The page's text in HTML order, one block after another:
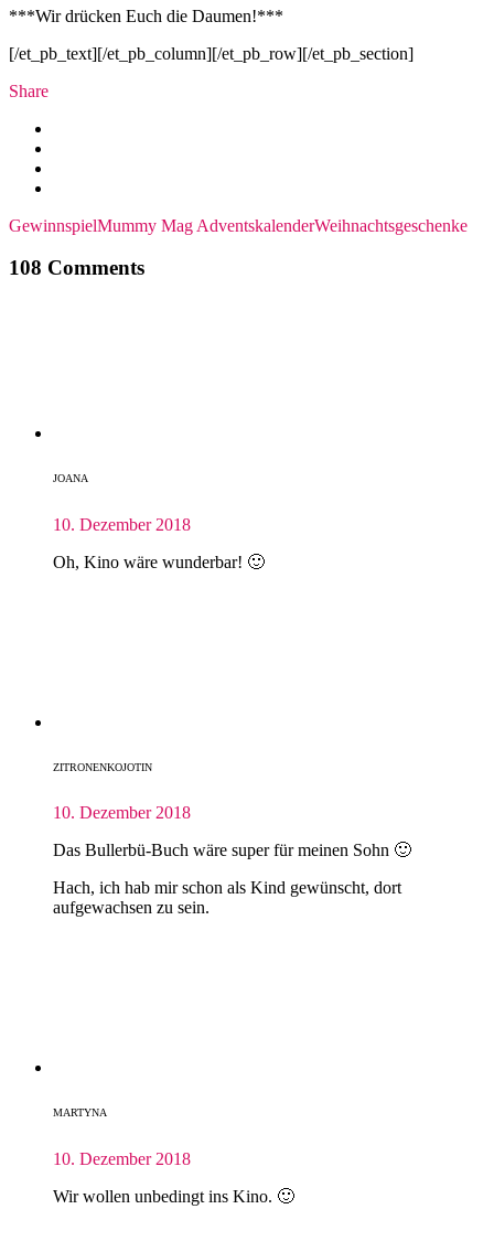
***Wir drücken Euch die Daumen!***
[/et_pb_text][/et_pb_column][/et_pb_row][/et_pb_section]
Share
GewinnspielMummy Mag AdventskalenderWeihnachtsgeschenke
108 Comments
JOANA
10. Dezember 2018
Oh, Kino wäre wunderbar! 🙂
ZITRONENKOJOTIN
10. Dezember 2018
Das Bullerbü-Buch wäre super für meinen Sohn 🙂
Hach, ich hab mir schon als Kind gewünscht, dort
aufgewachsen zu sein.
MARTYNA
10. Dezember 2018
Wir wollen unbedingt ins Kino. 🙂